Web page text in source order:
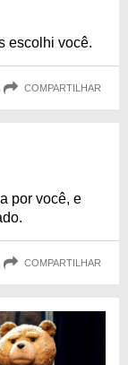
escolhi você.
COMPARTILHAR
por você, e
COMPARTILHAR